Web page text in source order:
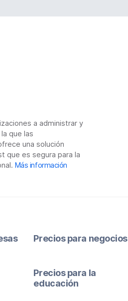
a administrar y
que las
una solución
que es segura para la
Más información
Precios para negocios
Precios para la
educación